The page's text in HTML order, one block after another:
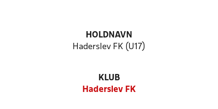
HOLDNAVN
Haderslev FK (U17)
KLUB
Haderslev FK